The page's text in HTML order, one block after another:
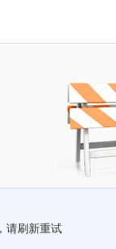
请刷新重试